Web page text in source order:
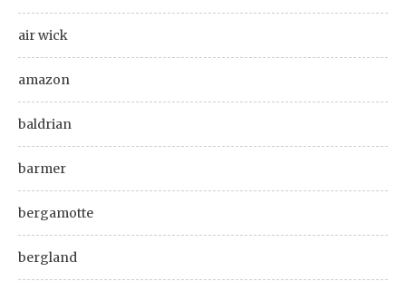
air wick
amazon
baldrian
barmer
bergamotte
bergland